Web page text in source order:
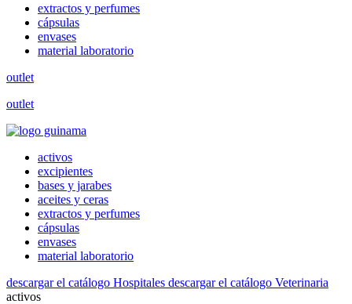
extractos y perfumes
cápsulas
envases
material laboratorio
outlet
outlet
activos
excipientes
bases y jarabes
aceites y ceras
extractos y perfumes
cápsulas
envases
material laboratorio
descargar el catálogo Hospitales descargar el catálogo Veterinaria
activos